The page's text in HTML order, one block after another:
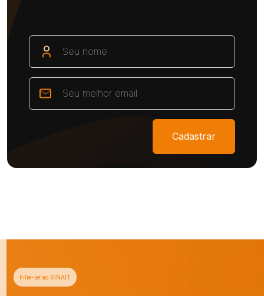
Cadastrar
Filie-se ao SINAIT